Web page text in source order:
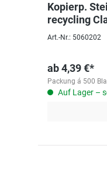
Kopierp.
recycling
Weiße
Art.-Nr.: 5060202
ab4,39 €*
Packung á 500
Auf Lager –